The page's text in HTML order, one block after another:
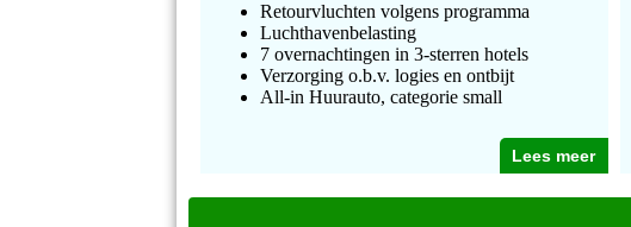
Retourvluchten volgens programma
Luchthavenbelasting
7 overnachtingen in 3-sterren hotels
Verzorging o.b.v. logies en ontbijt
All-in Huurauto, categorie small
Lees meer